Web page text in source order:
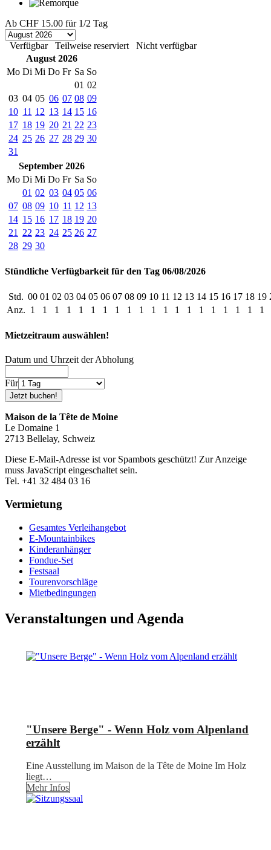
Ab CHF 15.00 für 1/2 Tag
Verfügbar Teilweise reserviert
Nicht verfügbar
August 2026
Mo Di Mi Do Fr Sa So
01 02
03 04 05 06 07 08 09
10 11 12 13 14 15 16
17 18 19 20 21 22 23
24 25 26 27 28 29 30
31
September 2026
Mo Di Mi Do Fr Sa So
01 02 03 04 05 06
07 08 09 10 11 12 13
14 15 16 17 18 19 20
21
22 23 24 25 26 27
28 29 30
Stündliche Verfügbarkeit für den Tag 06/08/2026
Std. 00 01 02 03 04 05 06 07 08 09 10 11 12 13 14 15 16 17 18 19
Anz. 1 1 1 1 1 1 1 1 1 1 1 1 1 1 1 1 1 1 1 1
Mietzeitraum auswählen!
Datum und Uhrzeit der Abholung
Für
Maison de la Tête de Moine
Le Domaine 1
2713 Bellelay, Schweiz
Diese E-Mail-Adresse ist vor Spambots geschützt! Zur Anzeige
muss JavaScript eingeschaltet sein.
Tel. +41 32 484 03 16
Vermietung
Gesamtes Verleihangebot
E-Mountainbikes
Kinderanhänger
Fondue-Set
Festsaal
Tourenvorschläge
Mietbedingungen
Veranstaltungen und Agenda
"Unsere Berge" - Wenn Holz vom Alpenland
erzählt
Eine Ausstellung im Maison de la Tête de Moine Im Holz
liegt…
Mehr Infos